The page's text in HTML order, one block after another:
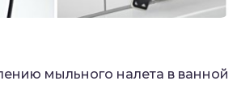
мыльного налета в ванной